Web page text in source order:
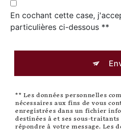
En cochant cette case,
particulières ci-dessous **
** Les données personnelles
nécessaires aux fins de vous
enregistrées dans un fichier
destinées à et ses sous-traitants
répondre à votre message. Les